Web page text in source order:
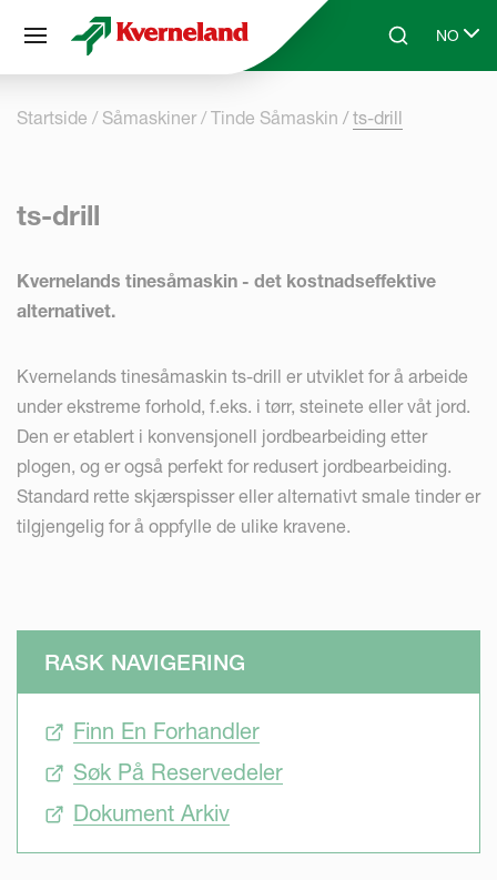
Skip to main contentSearchNO
Select
Startside Såmaskiner Tinde Såmaskin ts-drill
ts-drill
Kvernelands tinesåmaskin - det kostnadseffektive
alternativet.
Kvernelands tinesåmaskin ts-drill er utviklet for å arbeide
under ekstreme forhold, f.eks. i tørr, steinete eller våt jord.
Den er etablert i konvensjonell jordbearbeiding etter
plogen, og er også perfekt for redusert jordbearbeiding.
Standard rette skjærspisser eller alternativt smale tinder er
tilgjengelig for å oppfylle de ulike kravene.
RASK NAVIGERING
Finn En Forhandler
Søk På Reservedeler
Dokument Arkiv
Panel for informasjonskapsler